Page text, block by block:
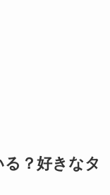
？好きなタ